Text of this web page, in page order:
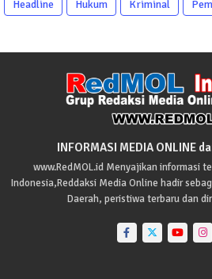
Headline Hukum Kriminal
INFORMASI MEDIA ONLINE
www.RedMOL.id Menyajikan informasi
Indonesia,Reddaksi Media Online hadir
Daerah, peristiwa terbaru dan